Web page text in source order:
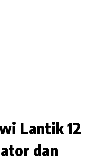
Lantik 12
dan